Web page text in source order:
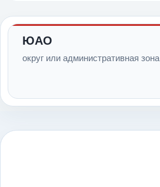
ЮАО
округ или административная зона